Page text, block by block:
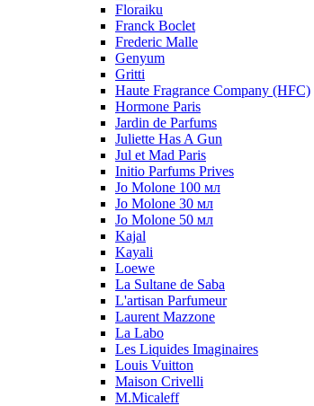
Floraiku
Franck Boclet
Frederic Malle
Genyum
Gritti
Haute Fragrance Company (HFC)
Hormone Paris
Jardin de Parfums
Juliette Has A Gun
Jul et Mad Paris
Initio Parfums Prives
Jo Molone 100 мл
Jo Molone 30 мл
Jo Molone 50 мл
Kajal
Kayali
Loewe
La Sultane de Saba
L'artisan Parfumeur
Laurent Mazzone
La Labo
Les Liquides Imaginaires
Louis Vuitton
Maison Crivelli
M.Micaleff